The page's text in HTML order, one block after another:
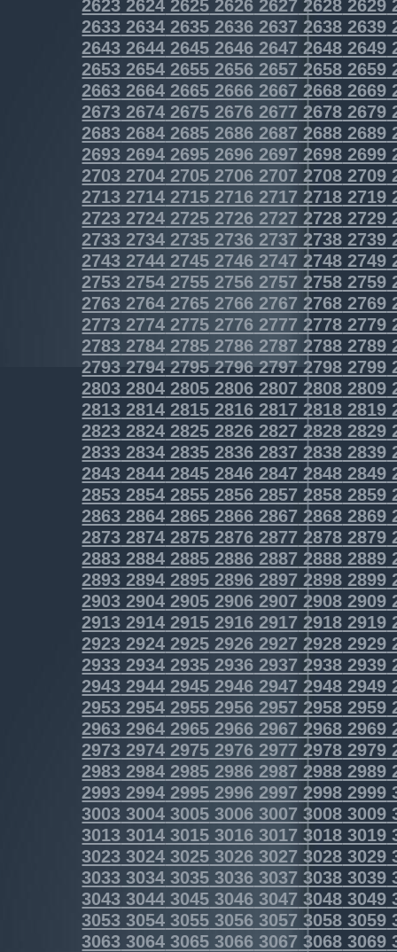
2623 2624 2625 2626 2627 2628 2629
2633 2634 2635 2636 2637 2638 2639
2643 2644 2645 2646 2647 2648 2649
2653 2654 2655 2656 2657 2658 2659
2663 2664 2665 2666 2667 2668 2669
2673 2674 2675 2676 2677 2678 2679
2683 2684 2685 2686 2687 2688 2689
2693 2694 2695 2696 2697 2698 2699
2703 2704 2705 2706 2707 2708 2709
2713 2714 2715 2716 2717 2718 2719
2723 2724 2725 2726 2727 2728 2729
2733 2734 2735 2736 2737 2738 2739
2743 2744 2745 2746 2747 2748 2749
2753 2754 2755 2756 2757 2758 2759
2763 2764 2765 2766 2767 2768 2769
2773 2774 2775 2776 2777 2778 2779
2783 2784 2785 2786 2787 2788 2789
2793 2794 279527962797 2798 2799
2803 2804 2805 2806 2807 2808 2809
2813 2814 2815 2816 2817 2818 2819
2823 2824 2825 2826 2827 2828 2829
2833 2834 2835 2836 2837 2838 2839
2843 2844 2845 2846 2847 2848 2849
2853 2854 2855 2856 2857 2858 2859
2863 2864 2865 2866 2867 2868 2869
2873 2874 2875 2876 2877 2878 2879
2883 2884 2885 2886 2887 2888 2889
2893 2894 2895 2896 2897 2898 2899
2903 2904 2905 2906 2907 2908 2909
2913 2914 2915 2916 2917 2918 2919
2923 2924 2925 2926 2927 2928 2929
2933 2934 2935 2936 2937 2938 2939
2943 2944 2945 2946 2947 2948 2949
2953 2954 2955 2956 2957 2958 2959
2963 2964 2965 2966 2967 2968 2969
2973 2974 2975 2976 2977 2978 2979
2983 2984 2985 2986 2987 2988 2989
2993 2994 2995 2996 2997 2998 2999
3003 3004 3005 3006 3007 3008 3009
3013 3014 3015 3016 3017 3018 3019
3023 3024 3025 3026 3027 3028 3029
3033 3034 3035 3036 3037 3038 3039
3043 3044 3045 3046 3047 3048 3049
3053 3054 3055 3056 3057 3058 3059
3063 3064 3065 3066 3067 3068 3069